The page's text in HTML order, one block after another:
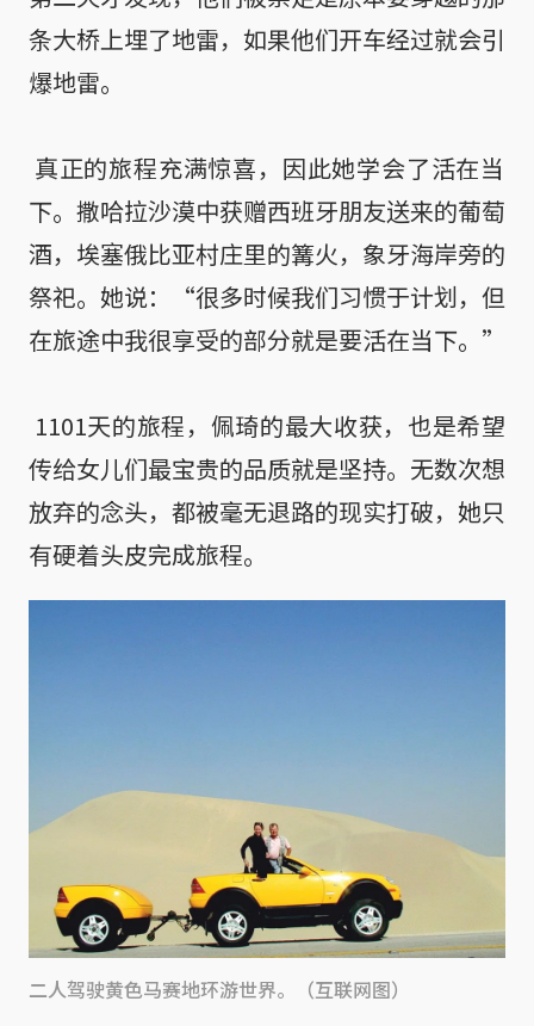
条大桥上埋了地雷，如果他们开车经过就会引
爆地雷。
下。撒哈拉沙漠中获赠西班牙朋友送来的葡萄
酒，埃塞俄比亚村庄里的篝火，象牙海岸旁的
祭祀。她说：“很多时候我们习惯于计划，但
在旅途中我很享受的部分就是要活在当下。”
传给女儿们最宝贵的品质就是坚持。无数次想
放弃的念头，都被毫无退路的现实打破，她只
有硬着头皮完成旅程。
二人驾驶黄色马赛地环游世界。（互联网图）